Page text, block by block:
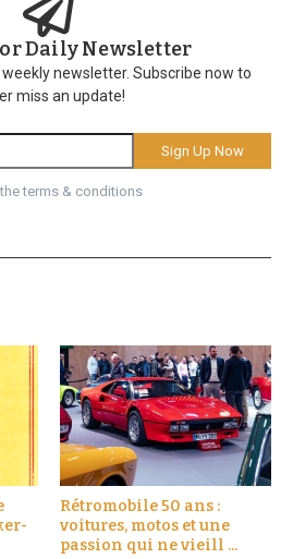
Daily Newsletter
newsletter. Subscribe now to
miss an update!
terms & conditions
Rétromobile 50 ans :
voitures, motos et une
passion qui ne vieill ...